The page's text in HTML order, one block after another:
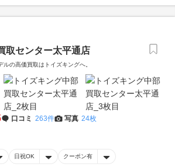
取センター太平通店
ルの高価買取はトイズキングへ。‎
口コミ 263件 写真 24枚
日祝OK クーポン有